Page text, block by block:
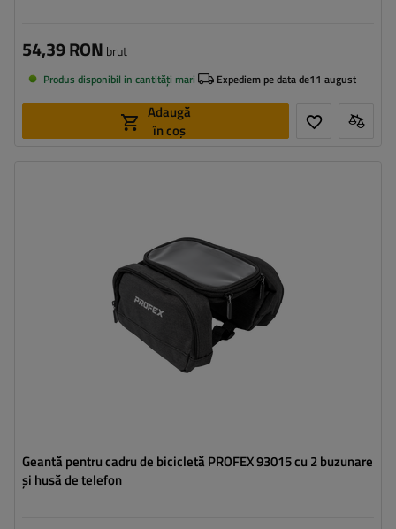
54,39 RON brut
Produs disponibil in cantități mari Expediem pe data de11 august
Adaugă
în coș
Geantă pentru cadru de bicicletă PROFEX 93015 cu 2 buzunare
și husă de telefon